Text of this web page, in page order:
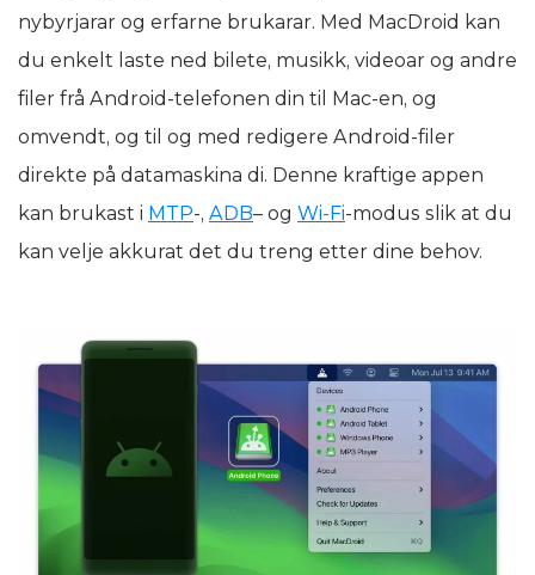
nybyrjarar og erfarne brukarar. Med MacDroid kan
du enkelt laste ned bilete, musikk, videoar og andre
filer frå Android-telefonen din til Mac-en, og
omvendt, og til og med redigere Android-filer
direkte på datamaskina di. Denne kraftige appen
kan brukast i MTP-, ADB– og Wi-Fi-modus slik at du
kan velje akkurat det du treng etter dine behov.